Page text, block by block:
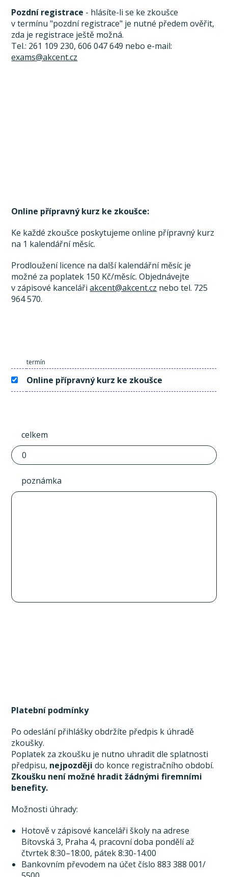
Pozdní registrace - hlásíte-li se ke zkoušce
v termínu "pozdní registrace" je nutné předem ověřit,
zda je registrace ještě možná.
Tel.: 261 109 230, 606 047 649 nebo e-mail:
exams@akcent.cz
Online přípravný kurz ke zkoušce:
Ke každé zkoušce poskytujeme online přípravný kurz
na 1 kalendářní měsíc.
Prodloužení licence na další kalendářní měsíc je
možné za poplatek 150 Kč/měsíc. Objednávejte
v zápisové kancelářiakcent@akcent.cz nebo tel. 725
964 570.
termín
Online přípravný kurz ke zkoušce
celkem
poznámka
Platební podmínky
Po odeslání přihlášky obdržíte předpis k úhradě
zkoušky.
Poplatek za zkoušku je nutno uhradit dle splatnosti
předpisu, nejpozději do konce registračního období.
Zkoušku není možné hradit žádnými firemními
benefity.
Možnosti úhrady:
Hotově v zápisové kanceláři školy na adrese
Bítovská 3, Praha 4, pracovní doba pondělí až
čtvrtek 8:30–18:00, pátek 8:30-14:00
Bankovním převodem na účet číslo 883 388 001/